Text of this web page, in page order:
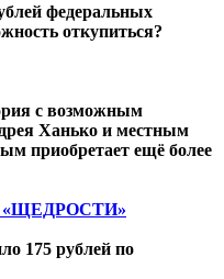
федеральных
откупиться?
с возможным
Ханько и местным
приобретает ещё более
175 рублей по